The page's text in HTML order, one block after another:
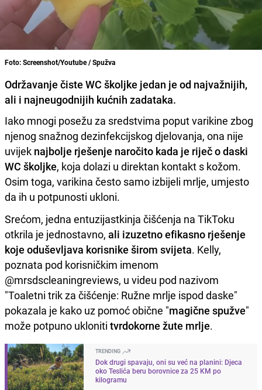
Foto: Screenshot/Youtube / Spužva
Održavanje čiste WC školjke jedan je od najvažnijih,
ali i najneugodnijih kućnih zadataka.
Iako mnogi posežu za sredstvima poput varikine zbog
njenog snažnog dezinfekcijskog djelovanja, ona nije
uvijek najbolje rješenje naročito kada je riječ o daski
WC školjke, koja dolazi u direktan kontakt s kožom.
Osim toga, varikina često samo izbijeli mrlje, umjesto
da ih u potpunosti ukloni.
Srećom, jedna entuzijastkinja čišćenja na TikToku
otkrila je jednostavno, ali izuzetno efikasno rješenje
koje oduševljava korisnike širom svijeta. Kelly,
poznata pod korisničkim imenom
@mrsdscleaningreviews, u videu pod nazivom
"Toaletni trik za čišćenje: Ružne mrlje ispod daske"
pokazala je kako uz pomoć obične "magične spužve"
može potpuno ukloniti tvrdokorne žute mrlje.
TRENDING
Dok drugi spavaju, oni su već na planini: Djeca
oko Teslića beru borovnice za 25 KM po
kilogramu